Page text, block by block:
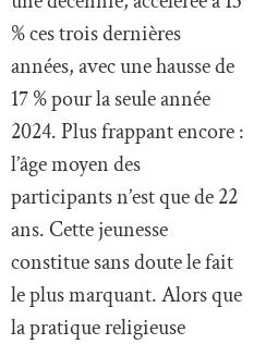
% ces trois dernières
années, avec une hausse de
17 % pour la seule année
2024. Plus frappant encore :
l’âge moyen des
participants n’est que de 22
ans. Cette jeunesse
constitue sans doute le fait
le plus marquant. Alors que
la pratique religieuse